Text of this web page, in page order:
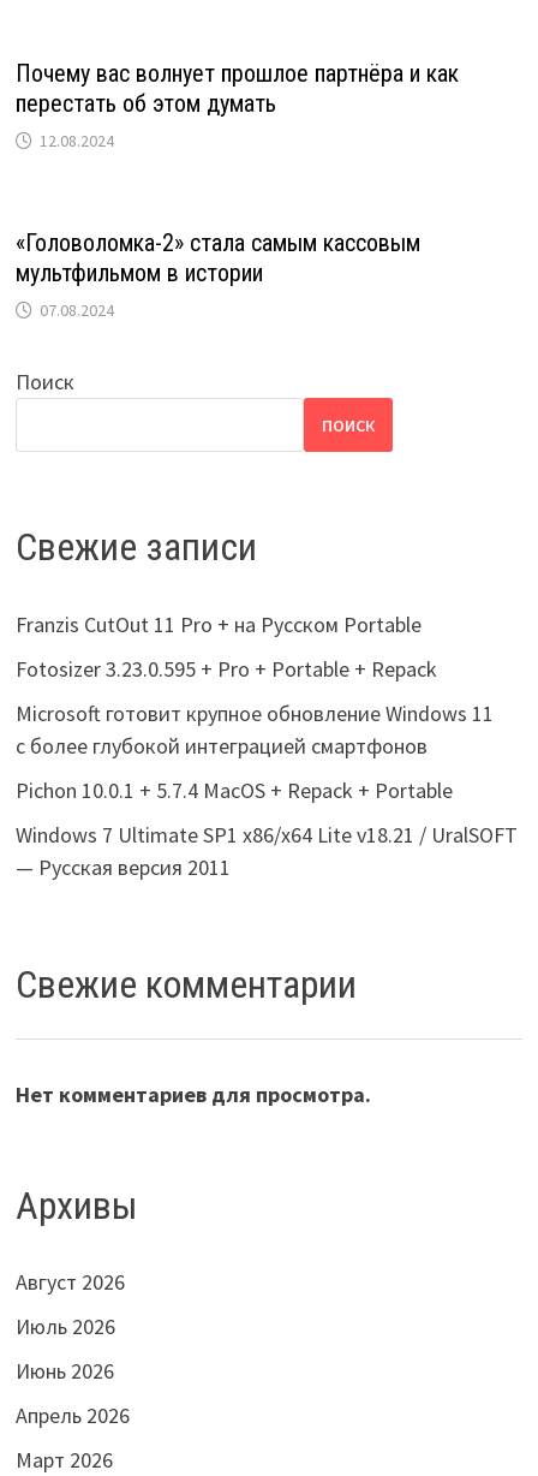
Почему вас волнует прошлое партнёра и как
перестать об этом думать
12.08.2024
«Головоломка-2» стала самым кассовым
мультфильмом в истории
07.08.2024
Поиск
ПОИСК
Свежие записи
Franzis CutOut 11 Pro + на Русском Portable
Fotosizer 3.23.0.595 + Pro + Portable + Repack
Microsoft готовит крупное обновление Windows 11
с более глубокой интеграцией смартфонов
Pichon 10.0.1 + 5.7.4 MacOS + Repack + Portable
Windows 7 Ultimate SP1 x86/x64 Lite v18.21 / UralSOFT
— Русская версия 2011
Свежие комментарии
Нет комментариев для просмотра.
Архивы
Август 2026
Июль 2026
Июнь 2026
Апрель 2026
Март 2026